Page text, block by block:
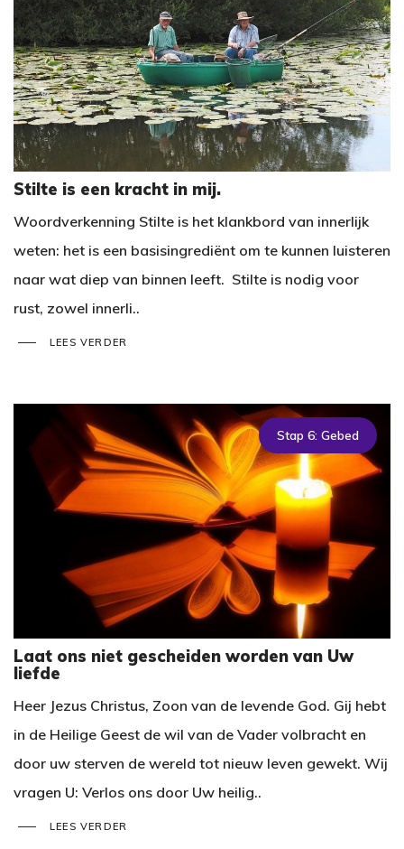
Stilte is een kracht in mij.
Woordverkenning Stilte is het klankbord van innerlijk
weten: het is een basisingrediënt om te kunnen luisteren
naar wat diep van binnen leeft. Stilte is nodig voor
rust, zowel innerli..
LEES VERDER
Stap 6: Gebed
Laat ons niet gescheiden worden van Uw
liefde
Heer Jezus Christus, Zoon van de levende God. Gij hebt
in de Heilige Geest de wil van de Vader volbracht en
door uw sterven de wereld tot nieuw leven gewekt. Wij
vragen U: Verlos ons door Uw heilig..
LEES VERDER